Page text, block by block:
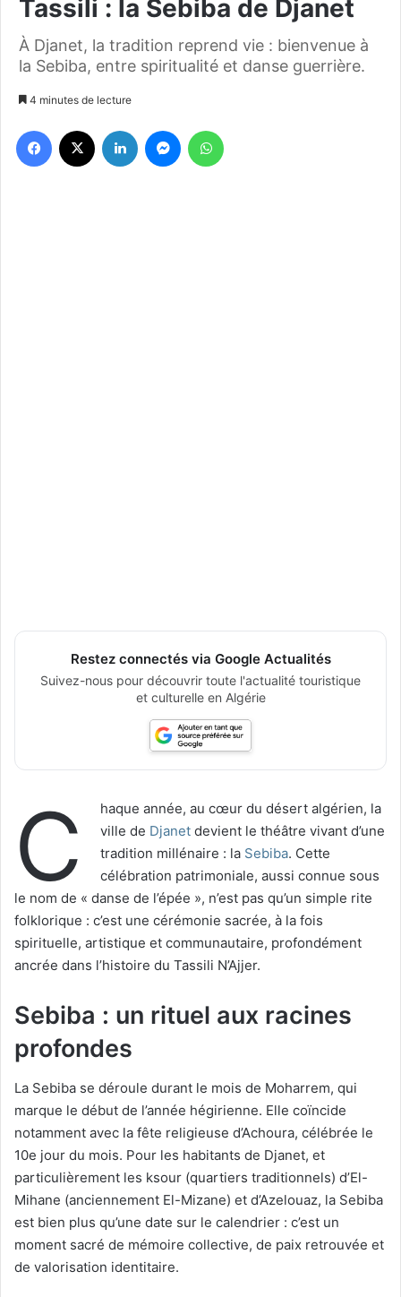
Tassili : la Sebiba de Djanet
À Djanet, la tradition reprend vie : bienvenue à
la Sebiba, entre spiritualité et danse guerrière.
4 minutes de lecture
Restez connectés via Google Actualités
Suivez-nous pour découvrir toute l'actualité touristique
et culturelle en Algérie
C
haque année, au cœur du désert algérien, la
ville de Djanet devient le théâtre vivant d’une
tradition millénaire : la Sebiba. Cette
célébration patrimoniale, aussi connue sous
le nom de « danse de l’épée », n’est pas qu’un simple rite
folklorique : c’est une cérémonie sacrée, à la fois
spirituelle, artistique et communautaire, profondément
ancrée dans l’histoire du Tassili N’Ajjer.
Sebiba : un rituel aux racines
profondes
La Sebiba se déroule durant le mois de Moharrem, qui
marque le début de l’année hégirienne. Elle coïncide
notamment avec la fête religieuse d’Achoura, célébrée le
10e jour du mois. Pour les habitants de Djanet, et
particulièrement les ksour (quartiers traditionnels) d’El-
Mihane (anciennement El-Mizane) et d’Azelouaz, la Sebiba
est bien plus qu’une date sur le calendrier : c’est un
moment sacré de mémoire collective, de paix retrouvée et
de valorisation identitaire.